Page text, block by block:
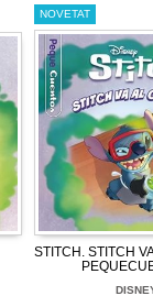
NOVETAT
STITCH. STITCH